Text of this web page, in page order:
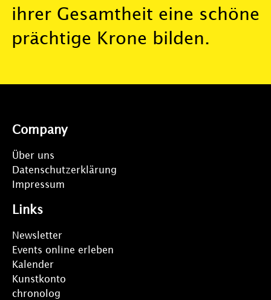
ihrer Gesamtheit eine schöne
prächtige Krone bilden.
Company
Über uns
Datenschutzerklärung
Impressum
Links
Newsletter
Events online erleben
Kalender
Kunstkonto
chronolog